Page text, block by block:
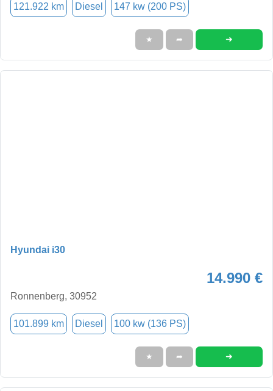
121.922 km Diesel 147 kw (200 PS)
★ ➦ ➜
Hyundai i30
14.990 €
Ronnenberg, 30952
101.899 km Diesel 100 kw (136 PS)
★ ➦ ➜